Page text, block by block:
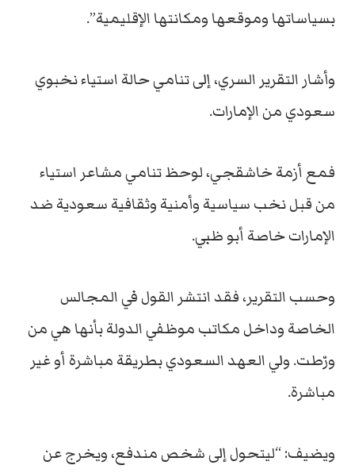
بسياساتها وموقعها ومكانتها الإقليمية”.
وأشار التقرير السري، إلى تنامي حالة استياء نخبوي
سعودي من الإمارات.
فمع أزمة خاشقجي، لوحظ تنامي مشاعر استياء
من قبل نخب سياسية وأمنية وثقافية سعودية ضد
الإمارات خاصة أبو ظبي.
وحسب التقرير، فقد انتشر القول في المجالس
الخاصة وداخل مكاتب موظفي الدولة بأنها هي من
ورّطت. ولي العهد السعودي بطريقة مباشرة أو غير
مباشرة.
ويضيف: “ليتحول إلى شخص مندفع، ويخرج عن